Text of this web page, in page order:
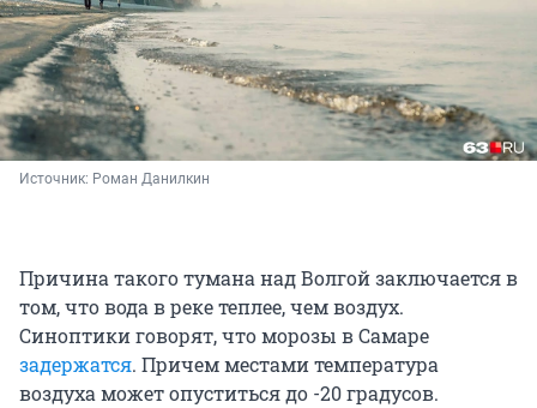
Источник: Роман Данилкин
Причина такого тумана над Волгой заключается в
том, что вода в реке теплее, чем воздух.
Синоптики говорят, что морозы в Самаре
задержатся. Причем местами температура
воздуха может опуститься до -20 градусов.